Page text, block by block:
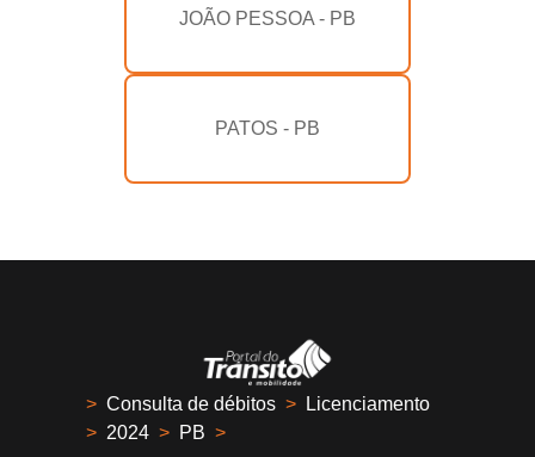
JOÃO PESSOA - PB
PATOS - PB
> Consulta de débitos >
Licenciamento
> 2024 > PB >